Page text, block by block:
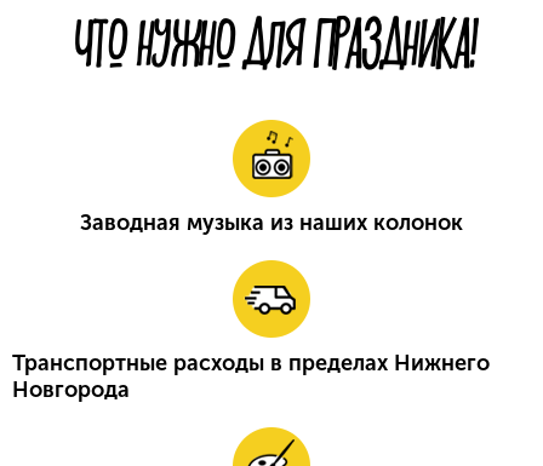
ЧТО НУЖНО ДЛЯ ПРАЗДНИКА!
Заводная музыка из наших колонок
Транспортные расходы в пределах Нижнего
Новгорода